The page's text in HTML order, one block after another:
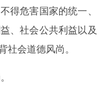
得危害国家的统一、
、社会公共利益以及
社会道德风尚。